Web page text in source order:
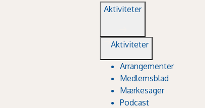
Aktiviteter
Aktiviteter
Arrangementer
Medlemsblad
Mærkesager
Podcast